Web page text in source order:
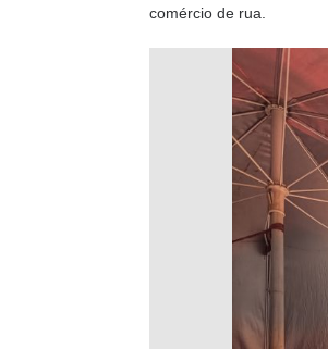
comércio de rua.